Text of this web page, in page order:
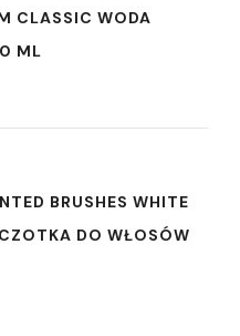
CLASSIC WODA
ML
BRUSHES WHITE
DO WŁOSÓW